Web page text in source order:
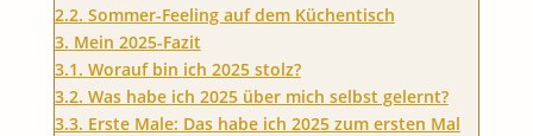
2.2. Sommer-Feeling auf dem Küchentisch
3. Mein 2025-Fazit
3.1. Worauf bin ich 2025 stolz?
3.2. Was habe ich 2025 über mich selbst gelernt?
3.3. Erste Male: Das habe ich 2025 zum ersten Mal